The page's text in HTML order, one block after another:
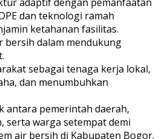
dan teknologi ramah
ketahanan fasilitas.
bersih dalam mendukung
sebagai tenaga kerja lokal,
dan menumbuhkan
antara pemerintah daerah,
serta warga setempat demi
air bersih di Kabupaten Bogor.